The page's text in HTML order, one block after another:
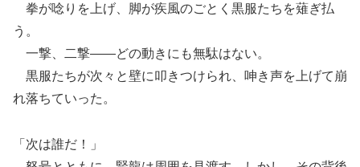
拳が唸りを上げ、脚が疾風のごとく黒服たちを薙ぎ払
う。
一撃、二撃――どの動きにも無駄はない。
黒服たちが次々と壁に叩きつけられ、呻き声を上げて崩
れ落ちていった。
「次は誰だ！」